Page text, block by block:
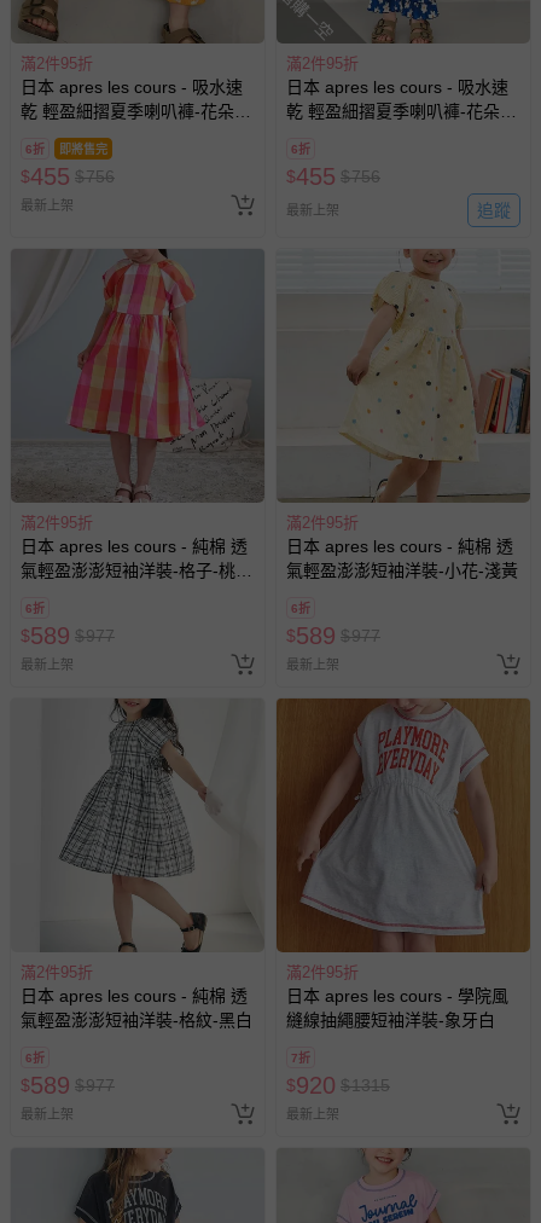
助取消退款事宜。
商品如因「價格、組合」等錯誤原因，導致無法安排出貨，
會主動以簡訊及mail通知訂單取消事宜，並將提供適當補
償。
滿2件95折
日本 apres les cours - 吸水速
乾 輕盈細摺夏季喇叭褲-花朵-
6折 即將售完
$455 $756
最新上架
搶購一空
滿2件95折
日本 apres les cours - 吸水速
乾 輕盈細摺夏季喇叭褲-花朵-
6折
$455 $756
最新上架 追蹤
滿2件95折
日本 apres les cours - 純棉 透
氣輕盈澎澎短袖洋裝-格子-桃粉
6折
$589 $977
最新上架
滿2件95折
日本 apres les cours - 純棉 透
氣輕盈澎澎短袖洋裝-小花-淺黃
6折
$589 $977
最新上架
滿2件95折
日本 apres les cours - 純棉 透
氣輕盈澎澎短袖洋裝-格紋-黑白
6折
$589 $977
最新上架
滿2件95折
日本 apres les cours - 學院風
縫線抽繩腰短袖洋裝-象牙白
7折
$920 $1315
最新上架